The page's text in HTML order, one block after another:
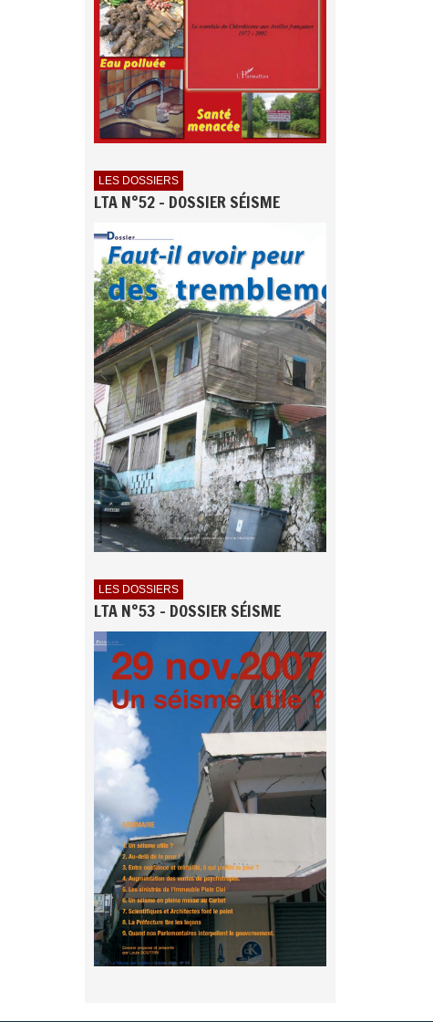
LES DOSSIERS
LTA N°52 - DOSSIER SÉISME
LES DOSSIERS
LTA N°53 - DOSSIER SÉISME